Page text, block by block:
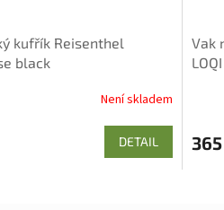
kufřík Reisenthel
black
Není skladem
DETAIL
Vak
LOQI